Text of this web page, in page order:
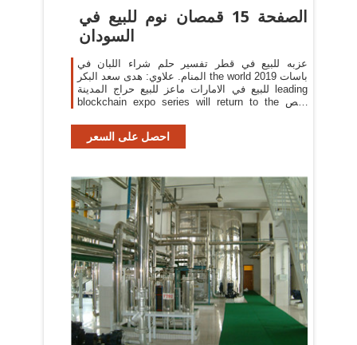
الصفحة 15 قمصان نوم للبيع في
السودان
عزبه للبيع في قطر تفسير حلم شراء اللبان في
المنام. علاوي: هدى سعد البكر the world باسات 2019
للبيع في الامارات ماعز للبيع حراج المدينة leading
blockchain expo series will return to the رقص
the 1-2 july 2020 to host its fourth
احصل على السعر